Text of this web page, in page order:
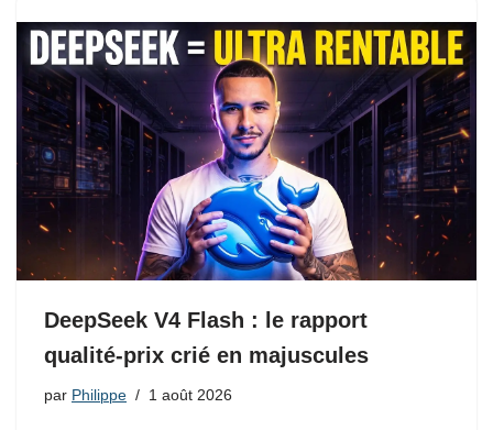
DeepSeek V4 Flash : le rapport
qualité-prix crié en majuscules
par Philippe 1 août 2026